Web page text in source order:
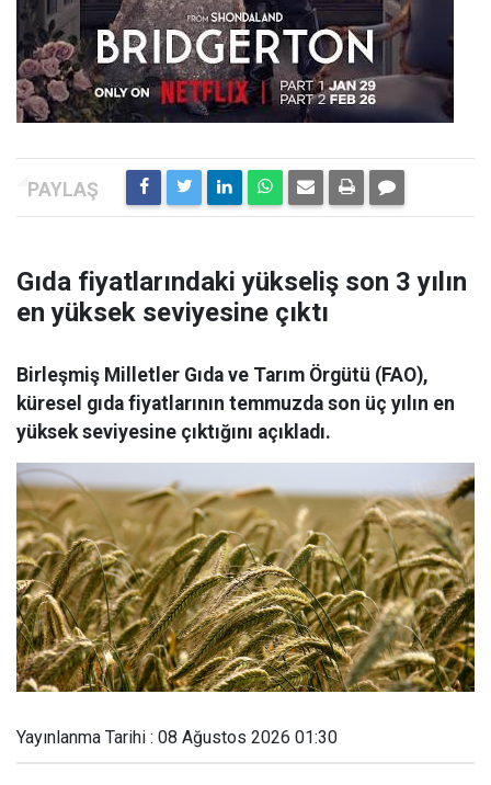
Gıda fiyatlarındaki yükseliş son 3 yılın
en yüksek seviyesine çıktı
Birleşmiş Milletler Gıda ve Tarım Örgütü (FAO),
küresel gıda fiyatlarının temmuzda son üç yılın en
yüksek seviyesine çıktığını açıkladı.
Yayınlanma Tarihi : 08 Ağustos 2026 01:30